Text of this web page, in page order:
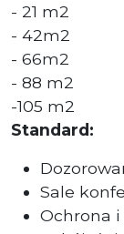
- 21 m2
- 42m2
- 66m2
- 88 m2
-105 m2
Standard:
Sale
Ochrona